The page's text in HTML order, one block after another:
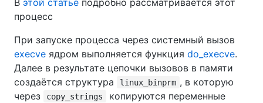
процесс
При запуске процесса через системный вызов
execve ядром выполняется функция do_execve.
Далее в результате цепочки вызовов в памяти
создаётся структура
linux_binprm , в которую
через
copy_strings
копируются переменные